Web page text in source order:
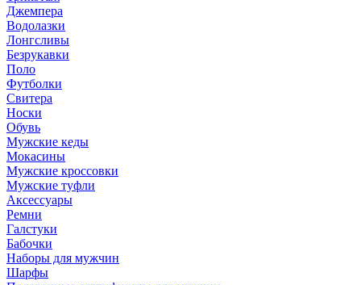
Джемпера
Водолазки
Лонгсливы
Безрукавки
Поло
Футболки
Свитера
Носки
Обувь
Мужские кеды
Мокасины
Мужские кроссовки
Мужские туфли
Аксессуары
Ремни
Галстуки
Бабочки
Наборы для мужчин
Шарфы